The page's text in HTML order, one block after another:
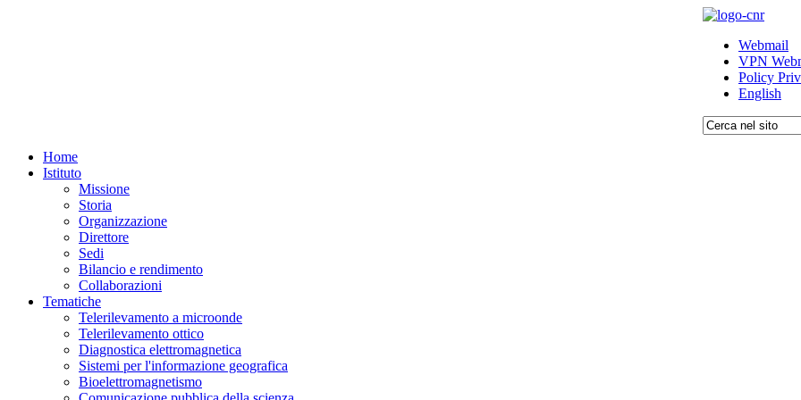
Webmail
VPN
Policy
English
Home
Istituto
Missione
Storia
Organizzazione
Direttore
Sedi
Bilancio e rendimento
Collaborazioni
Tematiche
Telerilevamento a microonde
Telerilevamento ottico
Diagnostica elettromagnetica
Sistemi per l'informazione geografica
Bioelettromagnetismo